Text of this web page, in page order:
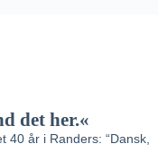
det her.«
40 år i Randers: “Dansk,